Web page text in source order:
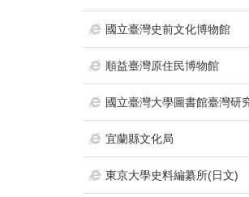
頁國立臺灣史前文化博物館
順益臺灣原住民博物館
國立臺灣大學圖書館臺灣研
宜蘭縣文化局
東京大學史料編纂所(日文)